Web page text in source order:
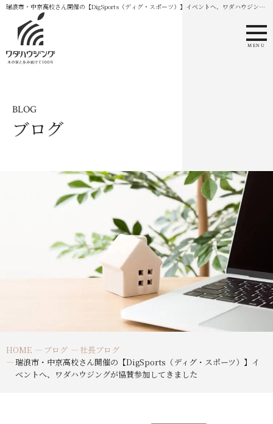
瑞浪市・中京高校さん開催の【DigSports（ディグ・スポーツ）】イベントへ、ワダハウジング
が協賛参加してきました
MENU
BLOG
ブログ
HOME ブログ
社長ブログ
瑞浪市・中京高校さん開催の【DigSports（ディグ・スポーツ）】イ
ベントへ、ワダハウジングが協賛参加してきました